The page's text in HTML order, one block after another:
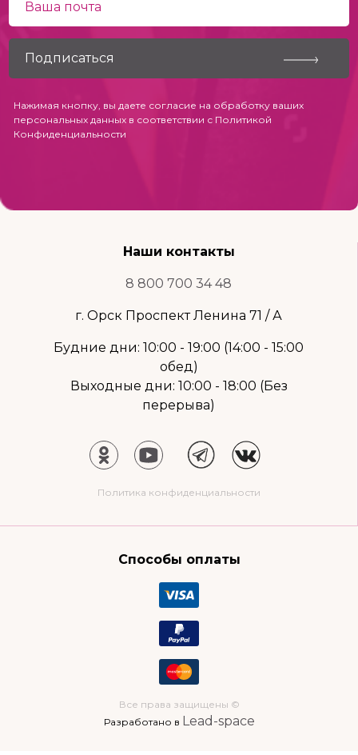
Нажимая кнопку, вы даете согласие на обработку ваших
персональных данных в соответствии с Политикой
Конфиденциальности
Наши контакты
8 800 700 34 48
г. Орск Проспект Ленина 71 / А
Будние дни: 10:00 - 19:00 (14:00 - 15:00
обед)
Выходные дни: 10:00 - 18:00 (Без
перерыва)
Политика конфиденциальности
Способы оплаты
Все права защищены ©
Разработано в Lead-space